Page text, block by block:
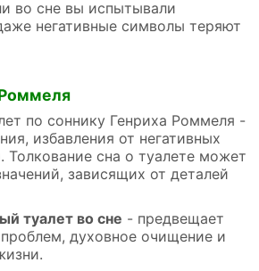
во сне вы испытывали
негативные символы теряют
по соннику Генриха Роммеля -
избавления от негативных
сна о туалете может
зависящих от деталей
туалет во сне - предвещает
духовное очищение и